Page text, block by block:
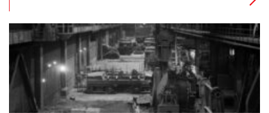
is met koloniale denkbeelden, bepaalde eeuwenlang onze blik
op de natuur. Zestien hedendaagse kunstenaars kijken hier
anders naar en benaderen de natuur als een netwerk van
relaties, waarin alles met elkaar verbonden en in beweging is.
De tentoonstelling is samengesteld door gastcurator Kim
Knoppers.